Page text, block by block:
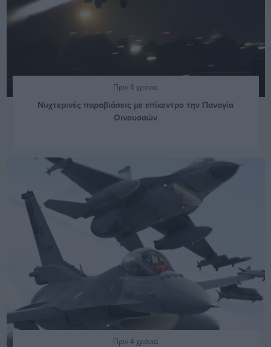
Πριν 4 χρόνια
Νυχτερινές παραβιάσεις με επίκεντρο την Παναγία
Οινουσσών
Πριν 4 χρόνια